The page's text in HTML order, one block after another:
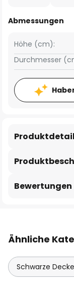
Abmessungen
Höhe (cm):
Durchmesser
Bewertungen
Ähnliche
Schwarze